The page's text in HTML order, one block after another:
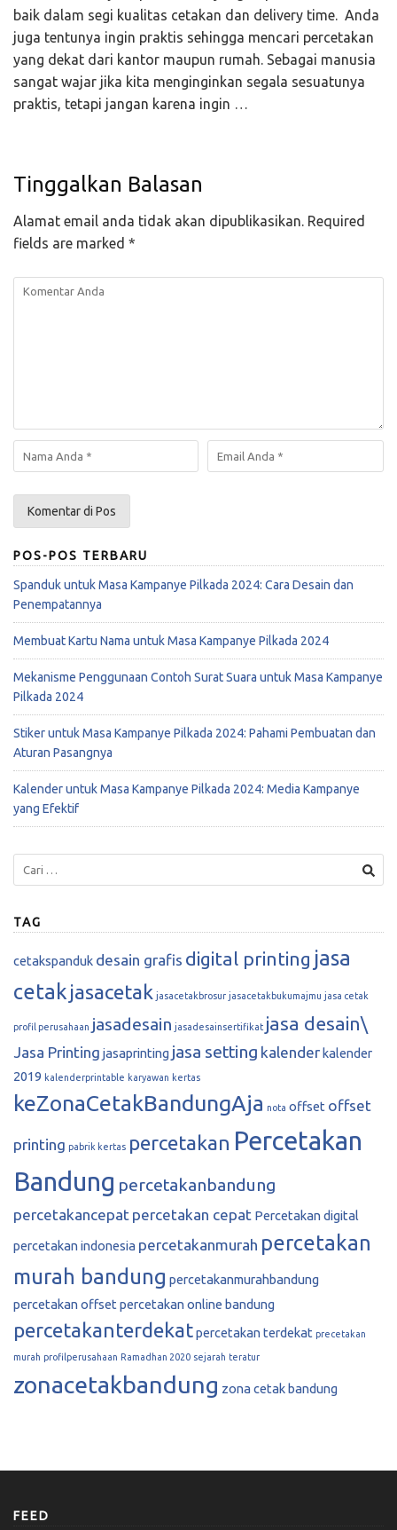
baik dalam segi kualitas cetakan dan delivery time. Anda
juga tentunya ingin praktis sehingga mencari percetakan
yang dekat dari kantor maupun rumah. Sebagai manusia
sangat wajar jika kita menginginkan segala sesuatunya
praktis, tetapi jangan karena ingin …
Tinggalkan Balasan
Alamat email anda tidak akan dipublikasikan. Required
fields are marked *
POS-POS TERBARU
Spanduk untuk Masa Kampanye Pilkada 2024: Cara Desain dan
Penempatannya
Membuat Kartu Nama untuk Masa Kampanye Pilkada 2024
Mekanisme Penggunaan Contoh Surat Suara untuk Masa Kampanye
Pilkada 2024
Stiker untuk Masa Kampanye Pilkada 2024: Pahami Pembuatan dan
Aturan Pasangnya
Kalender untuk Masa Kampanye Pilkada 2024: Media Kampanye
yang Efektif
TAG
cetakspanduk desain grafis digital printing jasa
cetak jasacetak jasacetakbrosur jasacetakbukumajmu jasa cetak
profil perusahaan jasadesain jasadesainsertifikat jasa desain\
Jasa Printing jasaprinting jasa setting kalender kalender
2019 kalenderprintable karyawan kertas
keZonaCetakBandungAja nota offset offset
printing pabrik kertas percetakan Percetakan
Bandung percetakanbandung
percetakancepat percetakan cepat Percetakan digital
percetakan indonesia percetakanmurah percetakan
murah bandung percetakanmurahbandung
percetakan offsetpercetakan online bandung
percetakanterdekatpercetakan terdekat precetakan
murah profilperusahaan Ramadhan 2020 sejarah teratur
zonacetakbandung zona cetak bandung
FEED